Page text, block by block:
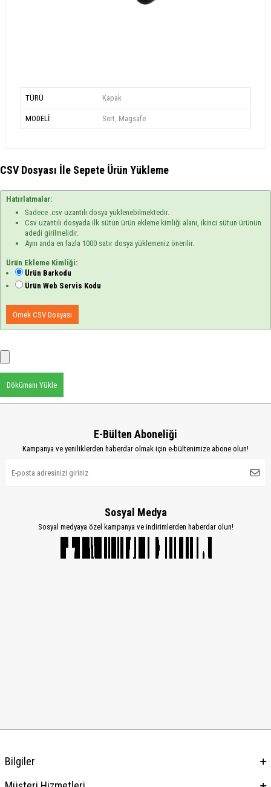
TÜRÜ Kapak
MODELİ Sert, Magsafe
CSV Dosyası İle Sepete Ürün Yükleme
Hatırlatmalar:
Sadece .csv uzantılı dosya yüklenebilmektedir.
Csv uzantılı dosyada ilk sütun ürün ekleme kimliği alanı, ikinci sütun ürünün
adedi girilmelidir.
Aynı anda en fazla 1000 satır dosya yüklemeniz önerilir.
Ürün Ekleme Kimliği:
Ürün Barkodu
Ürün Web Servis Kodu
Örnek CSV Dosyası
Dökümanı Yükle
E-Bülten Aboneliği
Kampanya ve yeniliklerden haberdar olmak için e-bültenimize abone olun!
Sosyal Medya
Sosyal medyaya özel kampanya ve indirimlerden haberdar olun!
Bilgiler